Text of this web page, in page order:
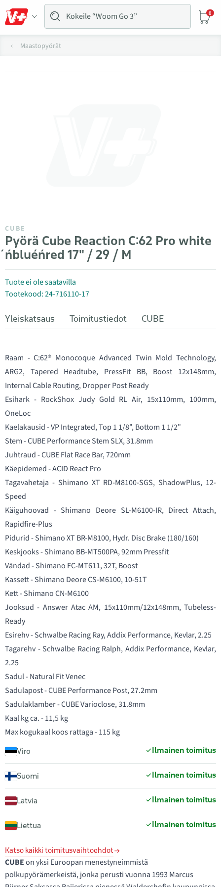
0
Maastopyörät
CUBE
Pyörä Cube Reaction C:62 Pro white
´n´blue´n´red 17" / 29 / M
Tuote ei ole saatavilla
Tootekood: 24-716110-17
Yleiskatsaus Toimitustiedot CUBE
Raam - C:62® Monocoque Advanced Twin Mold Technology,
ARG2, Tapered Headtube, PressFit BB, Boost 12x148mm,
Internal Cable Routing, Dropper Post Ready
Esihark - RockShox Judy Gold RL Air, 15x110mm, 100mm,
OneLoc
Kaelakausid - VP Integrated, Top 1 1/8", Bottom 1 1/2"
Stem - CUBE Performance Stem SLX, 31.8mm
Juhtraud - CUBE Flat Race Bar, 720mm
Käepidemed - ACID React Pro
Tagavahetaja - Shimano XT RD-M8100-SGS, ShadowPlus, 12-
Speed
Käiguhoovad - Shimano Deore SL-M6100-IR, Direct Attach,
Rapidfire-Plus
Pidurid - Shimano XT BR-M8100, Hydr. Disc Brake (180/160)
Keskjooks - Shimano BB-MT500PA, 92mm Pressfit
Vändad - Shimano FC-MT611, 32T, Boost
Kassett - Shimano Deore CS-M6100, 10-51T
Kett - Shimano CN-M6100
Jooksud - Answer Atac AM, 15x110mm/12x148mm, Tubeless-
Ready
Esirehv - Schwalbe Racing Ray, Addix Performance, Kevlar, 2.25
Tagarehv - Schwalbe Racing Ralph, Addix Performance, Kevlar,
2.25
Sadul - Natural Fit Venec
Sadulapost - CUBE Performance Post, 27.2mm
Sadulaklamber - CUBE Varioclose, 31.8mm
Kaal kg ca. - 11,5 kg
Viro Ilmainen toimitus
Suomi Ilmainen toimitus
Latvia Ilmainen toimitus
Liettua Ilmainen toimitus
Katso kaikki toimitusvaihtoehdot
CUBEon yksi Euroopan menestyneimmistä
polkupyörämerkeistä, jonka perusti vuonna 1993 Marcus